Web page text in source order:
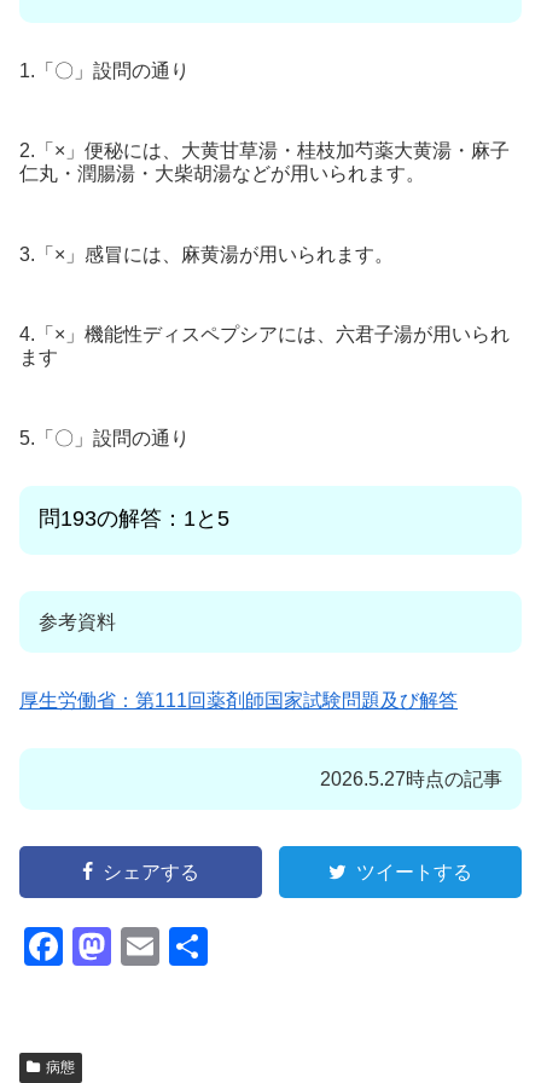
1.「〇」設問の通り
2.「×」便秘には、大黄甘草湯・桂枝加芍薬大黄湯・麻子
仁丸・潤腸湯・大柴胡湯などが用いられます。
3.「×」感冒には、麻黄湯が用いられます。
4.「×」機能性ディスペプシアには、六君子湯が用いられ
ます
5.「〇」設問の通り
問193の解答：1と5
参考資料
厚生労働省：第111回薬剤師国家試験問題及び解答
2026.5.27時点の記事
シェアする ツイートする
F
e
M
E
病態